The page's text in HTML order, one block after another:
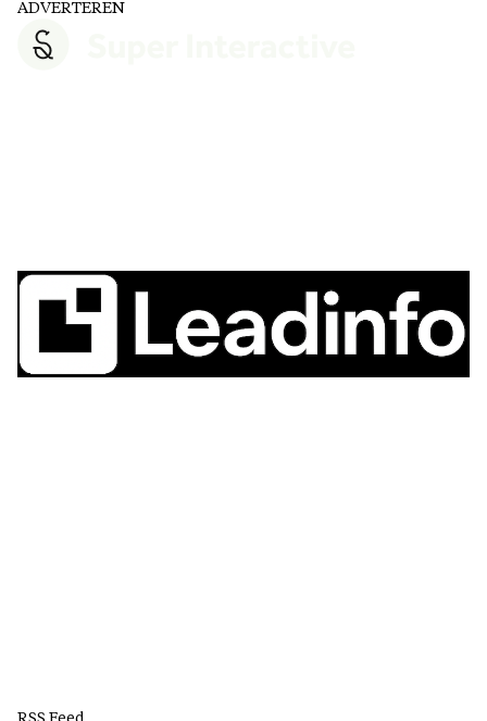
ADVERTEREN